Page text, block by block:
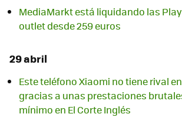
MediaMarkt está liquidando las
outlet desde 259 euros
29 abril
Este teléfono Xiaomi no tiene rival
gracias a unas prestaciones
mínimo en El Corte Inglés